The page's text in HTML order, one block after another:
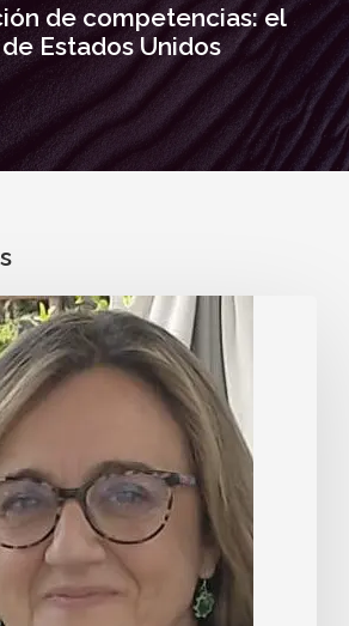
de competencias: el
Estados Unidos